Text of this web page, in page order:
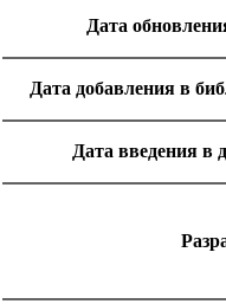
Дата
Дата добавления в
Дата введения в